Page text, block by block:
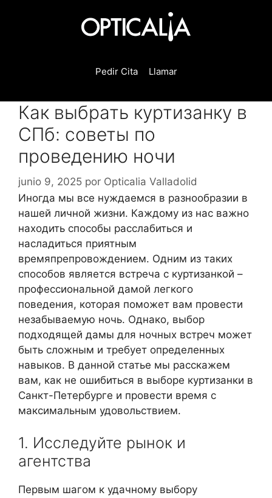
Pedir Cita Llamar
Как выбрать куртизанку в
СПб: советы по
проведению ночи
junio 9, 2025 por Opticalia Valladolid
Иногда мы все нуждаемся в разнообразии в
нашей личной жизни. Каждому из нас важно
находить способы расслабиться и
насладиться приятным
времяпрепровождением. Одним из таких
способов является встреча с куртизанкой –
профессиональной дамой легкого
поведения, которая поможет вам провести
незабываемую ночь. Однако, выбор
подходящей дамы для ночных встреч может
быть сложным и требует определенных
навыков. В данной статье мы расскажем
вам, как не ошибиться в выборе куртизанки в
Санкт-Петербурге и провести время с
максимальным удовольствием.
1. Исследуйте рынок и
агентства
Первым шагом к удачному выбору